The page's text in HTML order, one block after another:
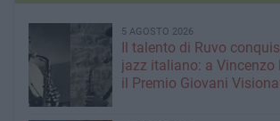
5 AGOSTO 2026
Il talento di Ruvo
jazz italiano: a Vincenzo
il Premio Giovani